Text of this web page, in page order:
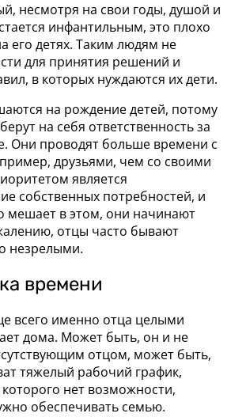
несмотря на свои годы, душой и
инфантильным, это плохо
его детях. Таким людям не
для принятия решений и
в которых нуждаются их дети.
на рождение детей, потому
на себя ответственность за
Они проводят больше времени с
друзьями, чем со своими
является
собственных потребностей, и
мешает в этом, они начинают
отцы часто бывают
незрелыми.
времени
всего именно отца целыми
дома. Может быть, он и не
отцом, может быть,
тяжелый рабочий график,
которого нет возможности,
обеспечивать семью.